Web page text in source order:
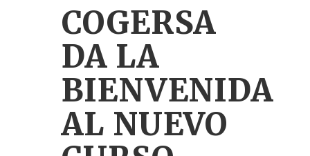
COGERSA
DA LA
BIENVENIDA
AL NUEVO